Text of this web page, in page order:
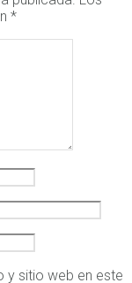
*
y sitio web en este